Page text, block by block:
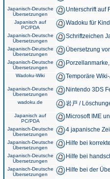
Japanisch-Deutsche
Übersetzungen
Unterschrift auf
Japanisch auf
PC/PDA
Wadoku für
Japanisch-Deutsche
Übersetzungen
Schriftzeichen
Japanisch-Deutsche
Übersetzungen
Übersetzung
Japanisch-Deutsche
Übersetzungen
Wadoku-Wiki Temporäre
Japanisch-Deutsche
Übersetzungen
Nintendo 3DS
wadoku.de 岩戸 /
Japanisch auf
PC/PDA
Microsoft IME
Japanisch-Deutsche
Übersetzungen
4 japanische
Japanisch-Deutsche
Übersetzungen
Hilfe bei
Japanisch-Deutsche
Übersetzungen
Hilfe bei
Japanisch-Deutsche
Übersetzungen
Hilfe bei der